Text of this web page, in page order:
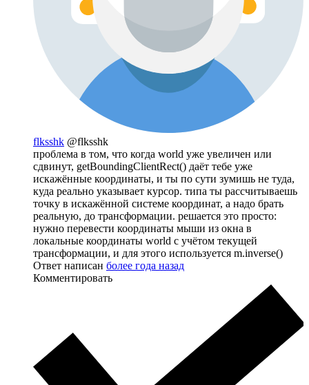
flksshk @flksshk
проблема в том, что когда world уже увеличен или
сдвинут, getBoundingClientRect() даёт тебе уже
искажённые координаты, и ты по сути зумишь не туда,
куда реально указывает курсор. типа ты рассчитываешь
точку в искажённой системе координат, а надо брать
реальную, до трансформации. решается это просто:
нужно перевести координаты мыши из окна в
локальные координаты world с учётом текущей
трансформации, и для этого используется m.inverse()
Ответ написан более года назад
Комментировать